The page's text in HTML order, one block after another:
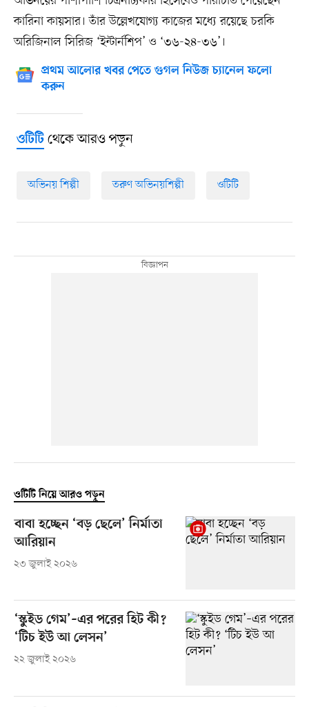
কারিনা কায়সার। তাঁর উল্লেখযোগ্য কাজের মধ্যে রয়েছে চরকি
অরিজিনাল সিরিজ ‘ইন্টার্নশিপ’ ও ‘৩৬-২৪-৩৬’।
প্রথম আলোর খবর পেতে গুগল নিউজ চ্যানেল ফলো
করুন
ওটিটিথেকে আরও পড়ুন
অভিনয় শিল্পী তরুণ অভিনয়শিল্পী ওটিটি
ওটিটি নিয়ে আরও পড়ুন
বাবা হচ্ছেন ‘বড় ছেলে’ নির্মাতা
আরিয়ান
২৩ জুলাই ২০২৬
‘স্কুইড গেম’–এর পরের হিট কী?
‘টিচ ইউ আ লেসন’
২২ জুলাই ২০২৬